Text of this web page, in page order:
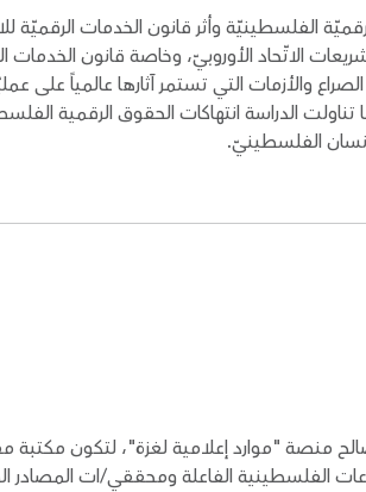
الفلسطينيّة وأثر قانون الخدمات الرقميّة
والأزمات التي تستمر آثارها عالمياً على
الأوروبي، وخاصة إثر الحرب على غزّة ما بعد 7 تشرين الأول 2023. كما تناولت الدراسة
الفلسطينيّ.
منصة "موارد إعلامية لغزة"، لتكون مكتبة
الفلسطينية الفاعلة ومحققي/ات المصادر